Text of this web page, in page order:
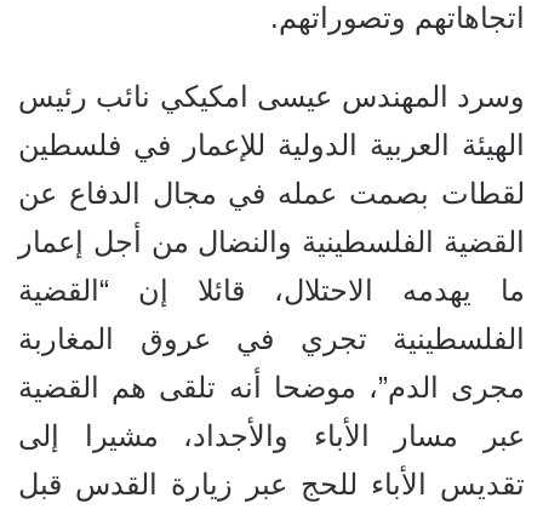
اتجاهاتهم وتصوراتهم.
وسرد المهندس عيسى امكيكي نائب رئيس
الهيئة العربية الدولية للإعمار في فلسطين
لقطات بصمت عمله في مجال الدفاع عن
القضية الفلسطينية والنضال من أجل إعمار
ما يهدمه الاحتلال، قائلا
إن “القضية
الفلسطينية تجري في عروق المغاربة
مجرى الدم”، موضحا أنه تلقى هم القضية
عبر مسار الأباء والأجداد، مشيرا إلى
تقديس الأباء للحج عبر زيارة القدس قبل